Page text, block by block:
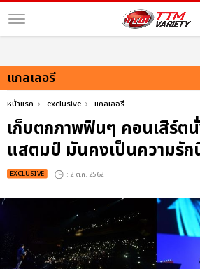
แกลเลอรี
หน้าแรก exclusive แกลเลอรี
เก็บตกภาพฟินๆ คอนเสิร์ต
แสตมป์ มันคงเป็นความรัก
EXCLUSIVE : 2 ต.ค. 2562